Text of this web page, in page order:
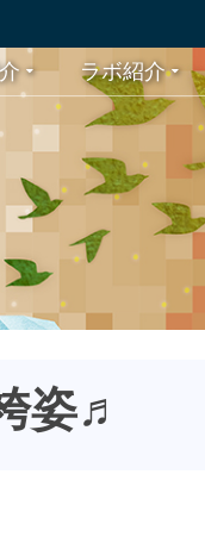
ラボ紹介
姿♬